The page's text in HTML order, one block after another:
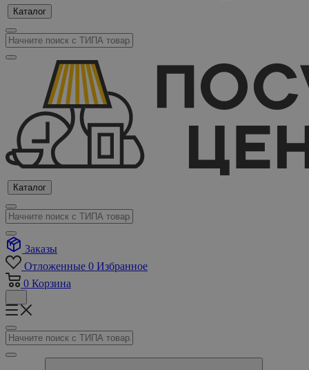
Каталог
Каталог
Заказы
Отложенные 0 Избранное
0 Корзина